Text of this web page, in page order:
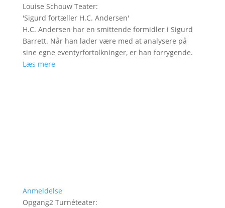
Louise Schouw Teater:
'Sigurd fortæller H.C. Andersen'
H.C. Andersen har en smittende formidler i Sigurd
Barrett. Når han lader være med at analysere på
sine egne eventyrfortolkninger, er han forrygende.
Læs mere
Anmeldelse
Opgang2 Turnéteater: